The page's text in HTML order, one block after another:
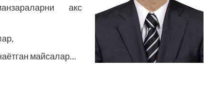
акс
майсалар…